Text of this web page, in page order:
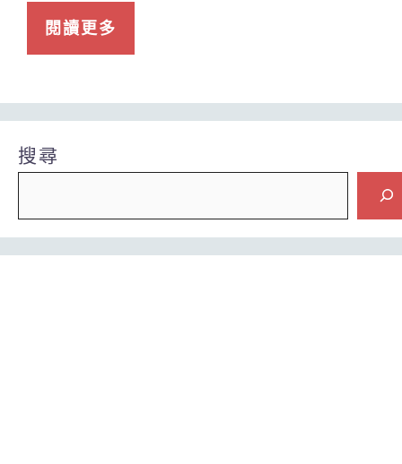
閱讀更多
搜尋